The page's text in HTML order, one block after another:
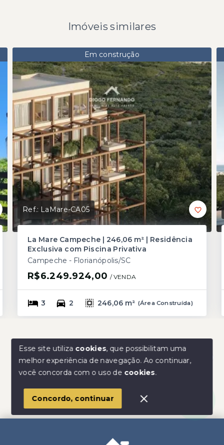
Imóveis similares
Em construção
Ref.: LaMare-CA05
La Mare Campeche | 246,06 m² | Residência
Exclusiva com Piscina Privativa
Campeche - Florianópolis/SC
R$6.249.924,00 / VENDA
3 2 246,06 m² (Área Construída)
Olá! Estamos disponíveis para te ajudar.
Esse site utiliza cookies, que possibilitam uma
melhor experiência de navegação.Ao continuar,
você concorda com o uso de cookies.
Concordo, continuar